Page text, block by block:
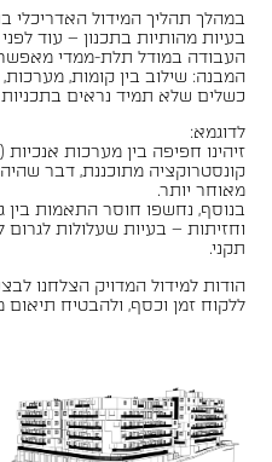
בעיות מהותיות בתכנון – עוד
העבודה במודל תלת-ממדי
המבנה: שילוב בין קומות,
כשלים שלא תמיד נראים בתכניות 2D רגילות.
לדוגמא:
זיהינו חפיפה בין מערכות אנכיות
קונסטרוקציה מתוכננת, דבר
מאוחר יותר.
בנוסף, נחשפו חוסר התאמות בין
וחזיתות – בעיות שעלולות לגרום
תקני.
הודות למידול המדויק הצלחנו
ללקוח זמן וכסף, ולהבטיח תיאום